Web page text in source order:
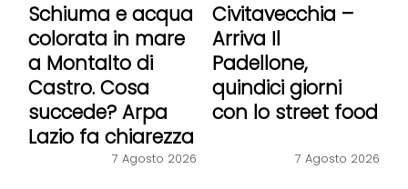
Schiuma e acqua
colorata in mare
a Montalto di
Castro. Cosa
succede? Arpa
Lazio fa chiarezza
7 Agosto 2026
Civitavecchia –
Arriva Il
Padellone,
quindici giorni
con lo street food
7 Agosto 2026